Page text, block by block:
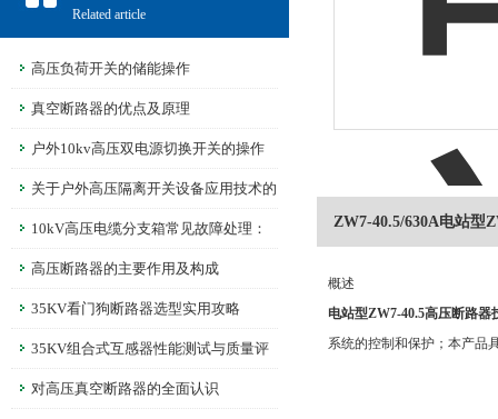
Related article
高压负荷开关的储能操作
真空断路器的优点及原理
户外10kv高压双电源切换开关的操作
规程关于户外高压隔离开关设备应用技术的
分析10kV高压电缆分支箱常见故障处理：
温升异常、绝缘老化的解决技巧
高压断路器的主要作用及构成
35KV看门狗断路器选型实用攻略
35KV组合式互感器性能测试与质量评
估标准解析
对高压真空断路器的全面认识
ZW7-40.5/630A电站型
概述
电站型ZW7-40.5高压断路器
系统的控制和保护；本产品